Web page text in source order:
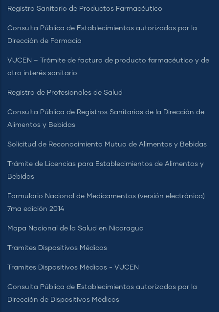
Registro Sanitario de Productos Farmacéutico
Consulta Pública de Establecimientos autorizados por la
Dirección de Farmacia
VUCEN – Trámite de factura de producto farmacéutico y de
otro interés sanitario
Registro de Profesionales de Salud
Consulta Pública de Registros Sanitarios de la Dirección de
Alimentos y Bebidas
Solicitud de Reconocimiento Mutuo de Alimentos y Bebidas
Trámite de Licencias para Establecimientos de Alimentos y
Bebidas
Formulario Nacional de Medicamentos (versión electrónica)
7ma edición 2014
Mapa Nacional de la Salud en Nicaragua
Tramites Dispositivos Médicos
Tramites Dispositivos Médicos - VUCEN
Consulta Pública de Establecimientos autorizados por la
Dirección de Dispositivos Médicos